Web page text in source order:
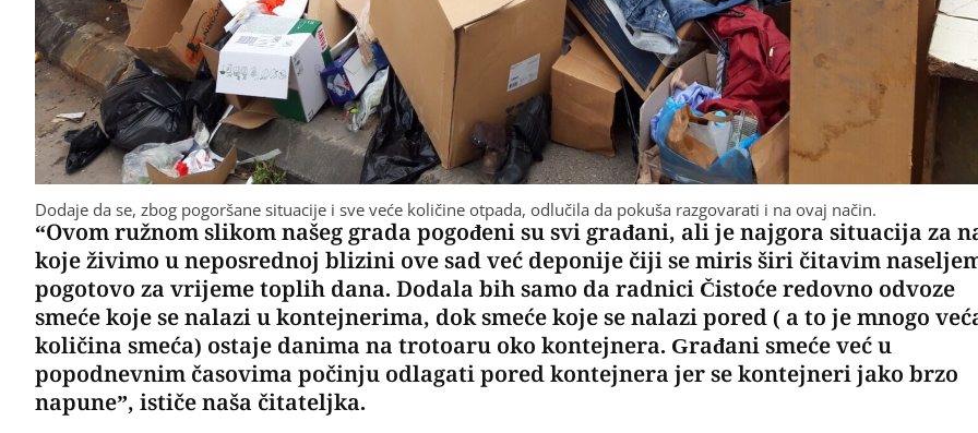
Dodaje da se, zbog pogoršane situacije i sve veće količine otpada, odlučila da pokuša razgovarati i na ovaj način.
“Ovom ružnom slikom našeg grada pogođeni su svi građani, ali je najgora situacija za
koje živimo u neposrednoj blizini ove sad već deponije čiji se miris širi čitavim
pogotovo za vrijeme toplih dana. Dodala bih samo da radnici Čistoće redovno odvoze
smeće koje se nalazi u kontejnerima, dok smeće koje se nalazi pored ( a to je mnogo
količina smeća) ostaje danima na trotoaru oko kontejnera. Građani smeće već u
popodnevnim časovima počinju odlagati pored kontejnera jer se kontejneri jako brzo
napune”, ističe naša čitateljka.